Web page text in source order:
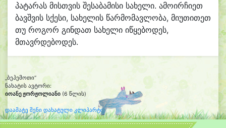
პატარას მისთვის შესაბამისი სახელი. ამოირჩიეთ
ბავშვის სქესი, სახელის წარმომავლობა, მიუთითეთ
თუ როგორ გინდათ სახელი იწყებოდეს,
მთავრდებოდეს.
„ბეჰემოთი“
ნახატის ავტორი:
იოანე ჟორჟოლიანი (6 წლის)
დაამატე შენი დახატული კლიპარტი